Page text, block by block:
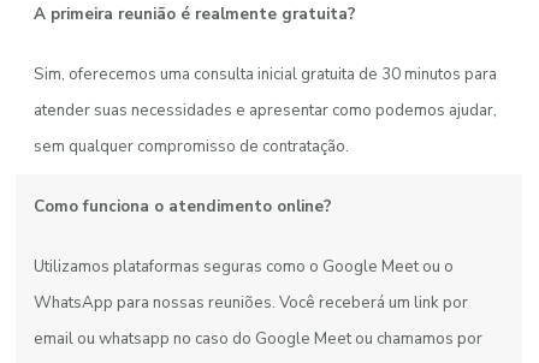
A primeira reunião é realmente gratuita?
Sim, oferecemos uma consulta inicial gratuita de 30 minutos para
atender suas necessidades e apresentar como podemos ajudar,
sem qualquer compromisso de contratação.
Como funciona o atendimento online?
Utilizamos plataformas seguras como o Google Meet ou o
WhatsApp para nossas reuniões. Você receberá um link por
email ou whatsapp no caso do Google Meet ou chamamos por